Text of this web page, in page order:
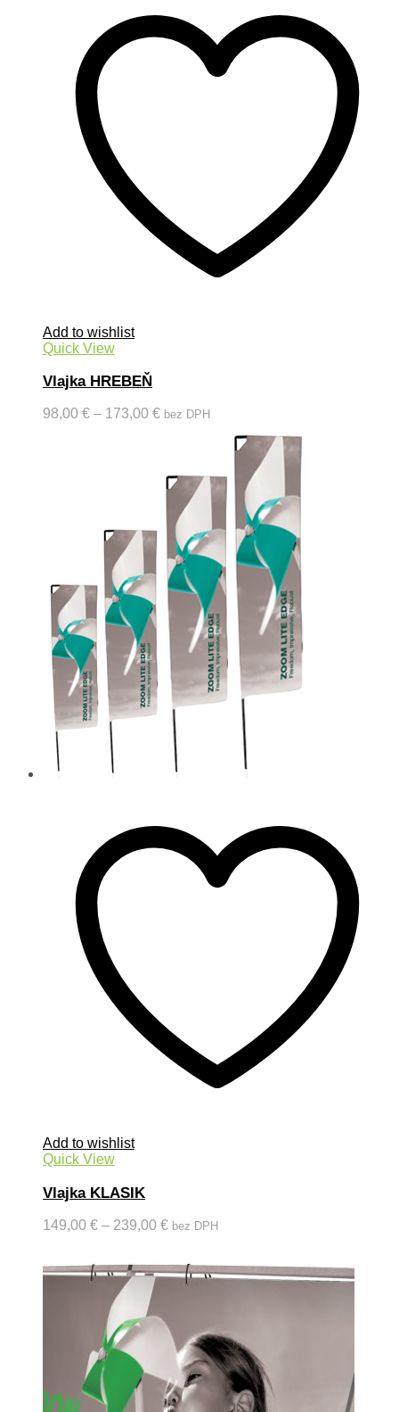
Add to wishlist
Quick View
Vlajka HREBEŇ
98,00 € – 173,00 € bez DPH
Add to wishlist
Quick View
Vlajka KLASIK
149,00 € – 239,00 € bez DPH